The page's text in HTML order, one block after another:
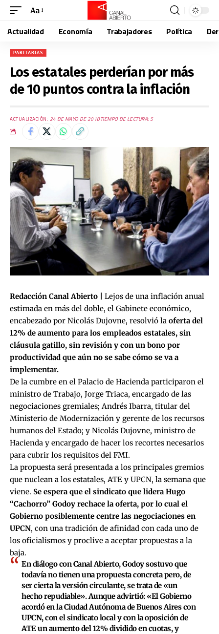
Aa
Actualidad Economía Trabajadores Política
PARITARIAS
Los estatales perderían por más
de 10 puntos contra la inflación
ACTUALIZACIÓN: 24 DE MAYO DE 2018TIEMPO DE LECTURA: 5
Redacción Canal Abierto |
Lejos de una inflación anual
estimada en más del doble, el Gabinete económico,
encabezado por Nicolás Dujovne, resolvió la oferta del
12% de aumento para los empleados estatales, sin
cláusula gatillo, sin revisión y con un bono por
productividad que aún no se sabe cómo se va a
implementar.
De la cumbre en el Palacio de Hacienda participaron el
ministro de Trabajo, Jorge Triaca, encargado de las
negociaciones gremiales; Andrés Ibarra, titular del
Ministerio de Modernización y gerente de los recursos
humanos del Estado; y Nicolás Dujovne, ministro de
Hacienda y encargado de hacer los recortes necesarios
para cubrir los requisitos del FMI.
La propuesta será presentada a los principales gremios
que nuclean a los estatales, ATE y UPCN, la semana que
viene. Se espera que el sindicato que lidera Hugo
“Cachorro” Godoy rechace la oferta, por lo cual el
Gobierno posiblemente centre las negociaciones en
UPCN, con una tradición de afinidad con cada uno de
los oficialismos y proclive a aceptar propuestas a la
baja.
En diálogo con Canal Abierto, Godoy sostuvo que
todavía no tienen una propuesta concreta pero, de
ser cierta la versión circulante, se trata de «un
hecho repudiable». Aunque advirtió: «El Gobierno
acordó en la Ciudad Autónoma de Buenos Aires con
UPCN, con el sindicato local y con la oposición de
ATE un aumento del 12% dividido en cuotas, y